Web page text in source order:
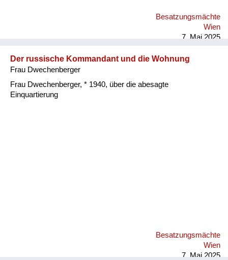
Besatzungsmächte
Wien
7. Mai 2025
Der russische Kommandant und die Wohnung
Frau Dwechenberger
Frau Dwechenberger, * 1940, über die abesagte
Einquartierung
Besatzungsmächte
Wien
7. Mai 2025